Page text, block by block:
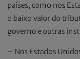
países, como nos
o baixo valor do
governo e outras
– Nos Estados